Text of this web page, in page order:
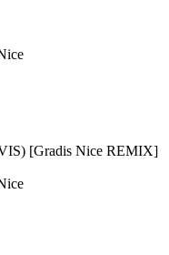
[Gradis Nice REMIX]